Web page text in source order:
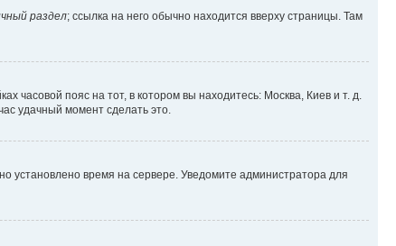
раздел; ссылка на него обычно находится вверху страницы. Там
часовой пояс на тот, в котором вы находитесь: Москва, Киев и т. д.
удачный момент сделать это.
установлено время на сервере. Уведомите администратора для